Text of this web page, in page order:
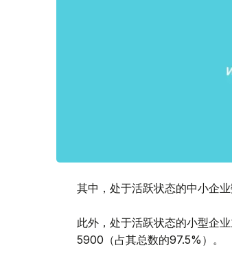
其中，处于活跃状态的中小企
此外，处于活跃状态的小型企
5900（占其总数的97.5%）。